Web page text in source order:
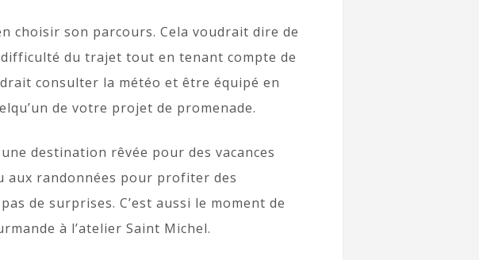
choisir son parcours. Cela voudrait dire de
du trajet tout en tenant compte de
consulter la météo et être équipé en
de votre projet de promenade.
destination rêvée pour des vacances
aux randonnées pour profiter des
de surprises. C’est aussi le moment de
à l’atelier Saint Michel.